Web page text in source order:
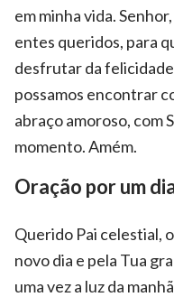
em minha vida.
entes queridos, para
desfrutar da
possamos encontrar
abraço amoroso, com
momento. Amém.
Oração por um
Querido Pai celestial,
novo dia e pela Tua
uma vez a luz da